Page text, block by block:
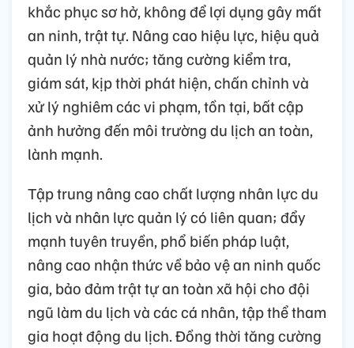
khắc phục sơ hở, không để lợi dụng gây mất
an ninh, trật tự. Nâng cao hiệu lực, hiệu quả
quản lý nhà nước; tăng cường kiểm tra,
giám sát, kịp thời phát hiện, chấn chỉnh và
xử lý nghiêm các vi phạm, tồn tại, bất cập
ảnh hưởng đến môi trường du lịch an toàn,
lành mạnh.
Tập trung nâng cao chất lượng nhân lực du
lịch và nhân lực quản lý có liên quan; đẩy
mạnh tuyên truyền, phổ biến pháp luật,
nâng cao nhận thức về bảo vệ an ninh quốc
gia, bảo đảm trật tự an toàn xã hội cho đội
ngũ làm du lịch và các cá nhân, tập thể tham
gia hoạt động du lịch. Đồng thời tăng cường